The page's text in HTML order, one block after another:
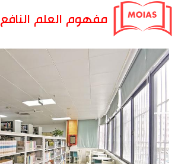
مفهوم العلم النافع